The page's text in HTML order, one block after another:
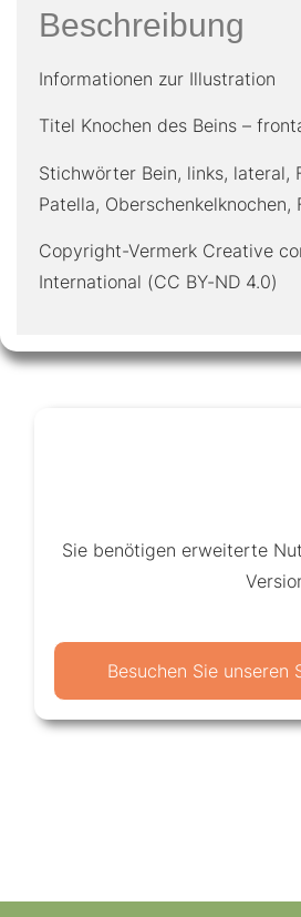
Beschreibung
Informationen zur Illustration
Titel Knochen des Beins –
Stichwörter Bein, links, lateral,
Patella, Oberschenkelknochen,
Copyright-Vermerk Creative
International (CC BY-ND 4.0)
Sie benötigen erweiterte
Besuchen Sie unseren